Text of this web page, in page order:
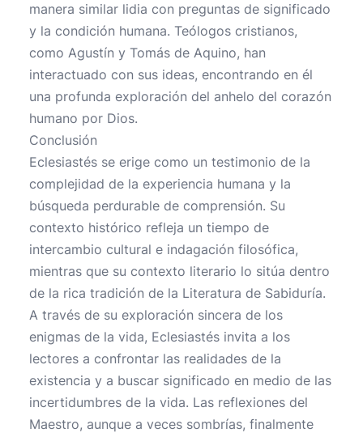
manera similar lidia con preguntas de significado
y la condición humana. Teólogos cristianos,
como Agustín y Tomás de Aquino, han
interactuado con sus ideas, encontrando en él
una profunda exploración del anhelo del corazón
humano por Dios.
Conclusión
Eclesiastés se erige como un testimonio de la
complejidad de la experiencia humana y la
búsqueda perdurable de comprensión. Su
contexto histórico refleja un tiempo de
intercambio cultural e indagación filosófica,
mientras que su contexto literario lo sitúa dentro
de la rica tradición de la Literatura de Sabiduría.
A través de su exploración sincera de los
enigmas de la vida, Eclesiastés invita a los
lectores a confrontar las realidades de la
existencia y a buscar significado en medio de las
incertidumbres de la vida. Las reflexiones del
Maestro, aunque a veces sombrías, finalmente